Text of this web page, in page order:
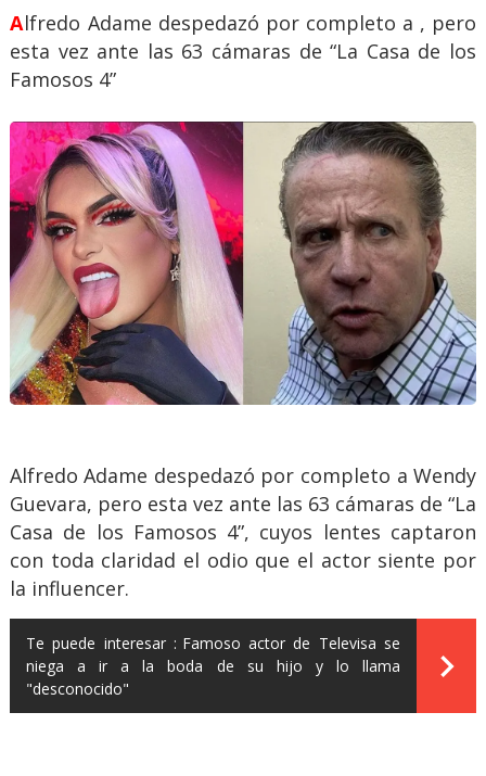
Alfredo Adame despedazó por completo a , pero
esta vez ante las 63 cámaras de “La Casa de los
Famosos 4”
Alfredo Adame despedazó por completo a Wendy
Guevara, pero esta vez ante las 63 cámaras de “La
Casa de los Famosos 4”, cuyos lentes captaron
con toda claridad el odio que el actor siente por
la influencer.
Te puede interesar : Famoso actor de Televisa se
niega a ir a la boda de su hijo y lo llama
"desconocido"